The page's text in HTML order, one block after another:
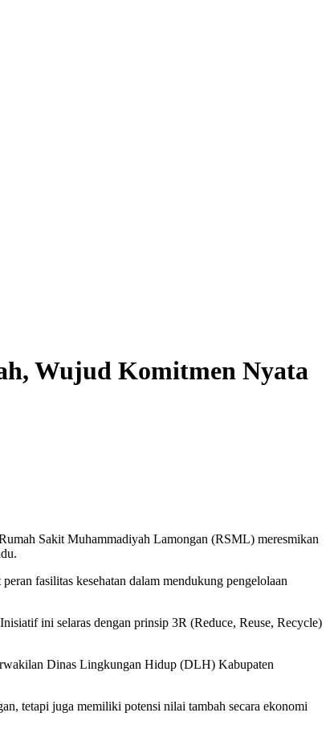
Wujud Komitmen Nyata
Sakit Muhammadiyah Lamongan (RSML) meresmikan
fasilitas kesehatan dalam mendukung pengelolaan
ini selaras dengan prinsip 3R (Reduce, Reuse, Recycle)
Dinas Lingkungan Hidup (DLH) Kabupaten
tetapi juga memiliki potensi nilai tambah secara ekonomi